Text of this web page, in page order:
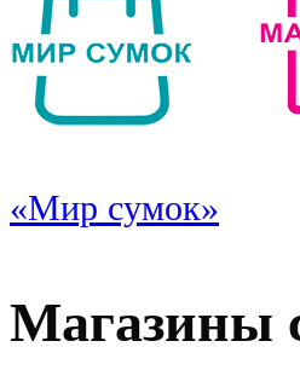
«Мир сумок»
Магазины